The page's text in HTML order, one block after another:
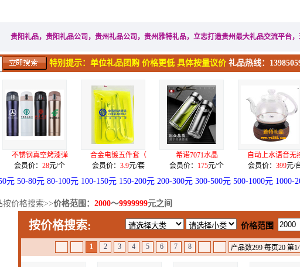
贵阳礼品，贵阳礼品公司，贵州礼品公司，贵州雅特礼品，立志打造贵州最大礼品交流平台
特别提示：单位礼品团购 价格更低 具体按量议价 礼品热线：
弹
合金电镀五件套（
会员价：3.9
希诺7071水晶
会员价：175
自动上水语音无按
会员价：399
100克纯
会员价：
元 50-80元 80-100元 100-150元 150-200元 200-300元 300-500元 500-1000元 1000-
按价格搜索>>价格范围： 2000～9999999元之间
按价格搜索: 价格范围
1 2 3 4 5 6 7 8 产品数299 每页20 第